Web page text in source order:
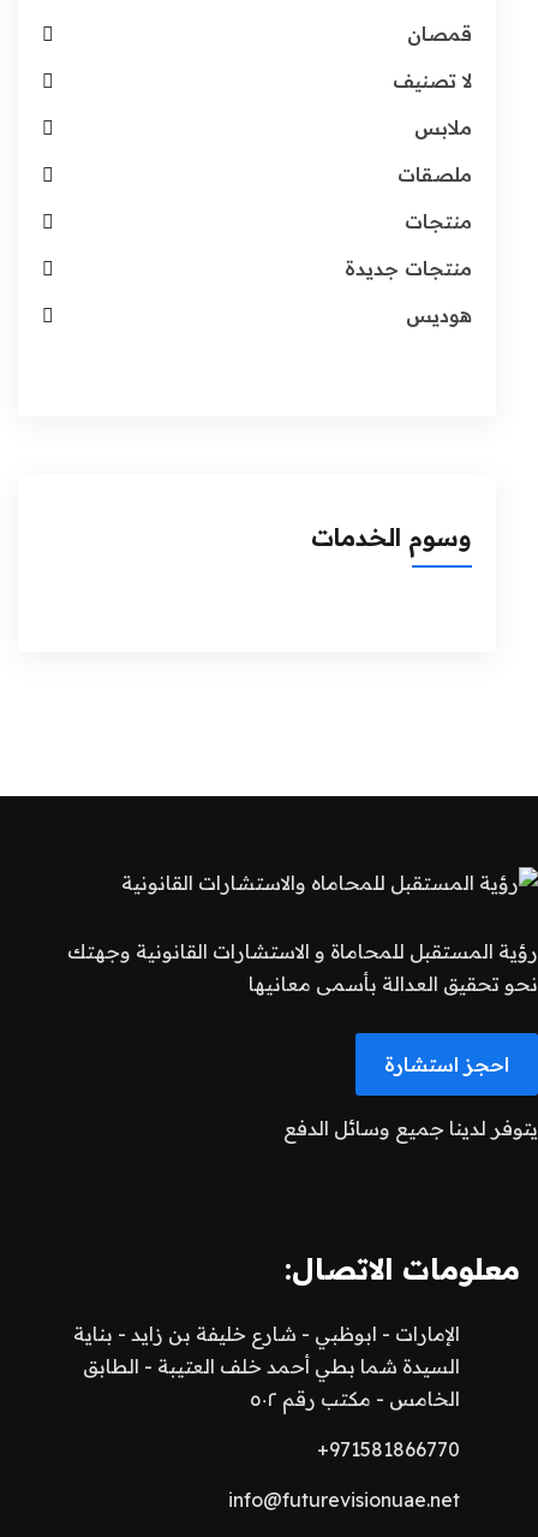
قمصان
لا تصنيف
ملابس
ملصقات
منتجات
منتجات جديدة
هوديس
وسوم الخدمات
رؤية المستقبل للمحاماة و الاستشارات القانونية وجهتك
نحو تحقيق العدالة بأسمى معانيها
احجز استشارة
يتوفر لدينا جميع وسائل الدفع
معلومات الاتصال:
الإمارات - ابوظبي - شارع خليفة بن زايد - بناية
السيدة شما بطي أحمد خلف العتيبة - الطابق
الخامس - مكتب رقم ٥٠٢
971581866770+
info@futurevisionuae.net